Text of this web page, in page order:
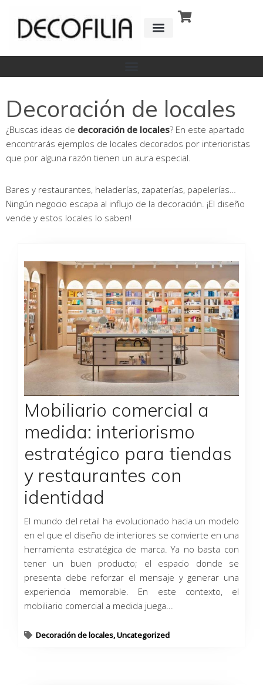
contenido
Decoración de locales
¿Buscas ideas de decoración de locales? En este apartado
encontrarás ejemplos de locales decorados por interioristas
que por alguna razón tienen un aura especial.
Bares y restaurantes, heladerías, zapaterías, papelerías…
Ningún negocio escapa al influjo de la decoración. ¡El diseño
vende y estos locales lo saben!
Mobiliario comercial a
medida: interiorismo
estratégico para tiendas
y restaurantes con
identidad
El mundo del retail ha evolucionado hacia un modelo
en el que el diseño de interiores se convierte en una
herramienta estratégica de marca. Ya no basta con
tener un buen producto; el espacio donde se
presenta debe reforzar el mensaje y generar una
experiencia memorable. En este contexto, el
mobiliario comercial a medida juega...
Decoración de locales,Uncategorized